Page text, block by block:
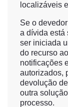
localizáveis
Se o
a dívida está
ser iniciada
do recurso
notificações
autorizados,
devolução
outra
processo.